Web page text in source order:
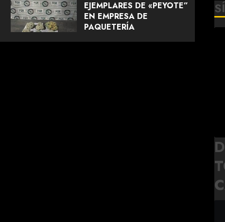
EJEMPLARES DE «PEYOTE”
EN EMPRESA DE
PAQUETERÍA
AGOSTO 5, 2026 0